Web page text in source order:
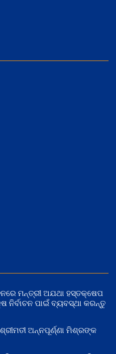
ମନ୍ତ୍ରୀ ଅଯଥା ହସ୍ତକ୍ଷେପ
ପାଇଁ ବ୍ୟବସ୍ଥା କରନ୍ତୁ
ଅନ୍ନପୂର୍ଣ୍ଣା ମିଶ୍ରଙ୍କ